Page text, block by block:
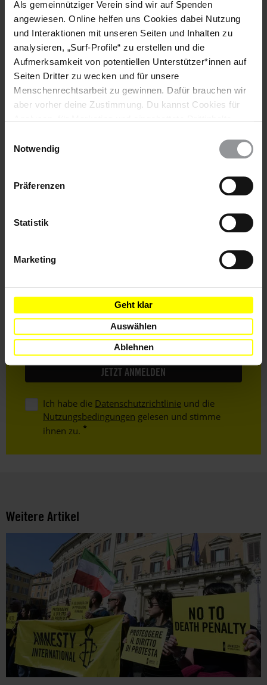
Als gemeinnütziger Verein sind wir auf Spenden
angewiesen. Online helfen uns Cookies dabei Nutzung
und Interaktionen mit unseren Seiten und Inhalten zu
analysieren, „Surf-Profile“ zu erstellen und die
Aufmerksamkeit von potentiellen Unterstützer*innen auf
Seiten Dritter zu wecken und für unsere
Menschenrechtsarbeit zu gewinnen. Dafür brauchen wir
aber vorher deine Zustimmung. Du kannst Cookies für
wieder ändern. Diesen Banner kannst Du über den Link
Notwendig
Präferenzen
Statistik
Marketing
Geht klar
Auswählen
Ablehnen
Länder
Mexiko
Teile diesen Beitrag
Bleib informiert
Text
Abonniere den Amnesty-Newsletter und mach dich
für die Menschenrechte stark!
Vorname
Nachname
E-
Mail
Ich habe die Datenschutzrichtlinie und die
Nutzungsbedingungen gelesen und stimme
ihnen zu.
Weitere Artikel